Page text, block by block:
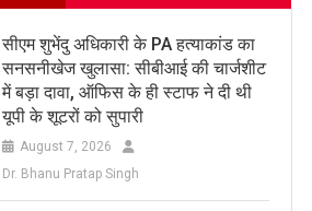
सीएम शुभेंदु अधिकारी के PA हत्याकांड का
सनसनीखेज खुलासा: सीबीआई की चार्जशीट
में बड़ा दावा, ऑफिस के ही स्टाफ ने दी थी
यूपी के शूटरों को सुपारी
August 7, 2026
Dr. Bhanu Pratap Singh